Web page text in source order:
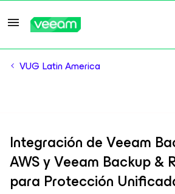
VUG Latin America
Integración de Veeam
AWS y Veeam Backup &
para Protección